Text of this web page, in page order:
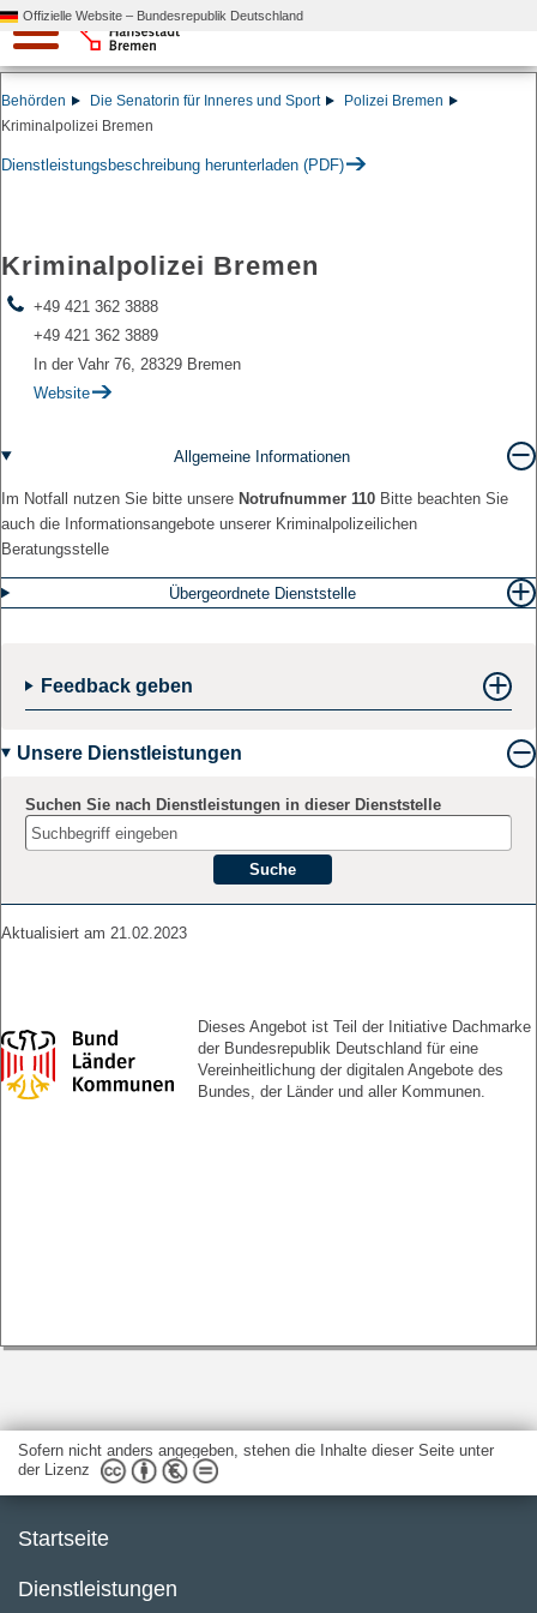
Offizielle Website – Bundesrepublik Deutschland
Behörden Die Senatorin für Inneres und Sport
Polizei Bremen
Kriminalpolizei Bremen
Dienstleistungsbeschreibung herunterladen (PDF)
Kriminalpolizei Bremen
+49 421 362 3888
+49 421 362 3889
In der Vahr 76, 28329 Bremen
Website
Allgemeine Informationen
Im Notfall nutzen Sie bitte unsere Notrufnummer 110 Bitte beachten Sie
auch die Informationsangebote unserer Kriminalpolizeilichen
Beratungsstelle
Übergeordnete Dienststelle
Feedback geben
Unsere Dienstleistungen
Suchen Sie nach Dienstleistungen in dieser Dienststelle
Suche
Aktualisiert am 21.02.2023
Dieses Angebot ist Teil der Initiative Dachmarke
der Bundesrepublik Deutschland für eine
Vereinheitlichung der digitalen Angebote des
Bundes, der Länder und aller Kommunen.
Sofern nicht anders angegeben, stehen die Inhalte dieser Seite unter
der Lizenz
Startseite
Dienstleistungen